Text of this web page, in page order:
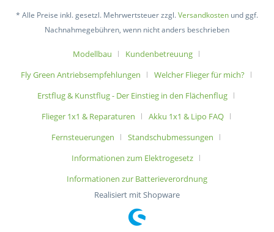
* Alle Preise inkl. gesetzl. Mehrwertsteuer zzgl.Versandkosten und ggf.
Nachnahmegebühren, wenn nicht anders beschrieben
Modellbau
Kundenbetreuung
Fly Green Antriebsempfehlungen
Welcher Flieger für mich?
Erstflug & Kunstflug - Der Einstieg in den Flächenflug
Flieger 1x1 & Reparaturen
Akku 1x1 & Lipo FAQ
Fernsteuerungen
Standschubmessungen
Informationen zum Elektrogesetz
Informationen zur Batterieverordnung
Realisiert mit Shopware